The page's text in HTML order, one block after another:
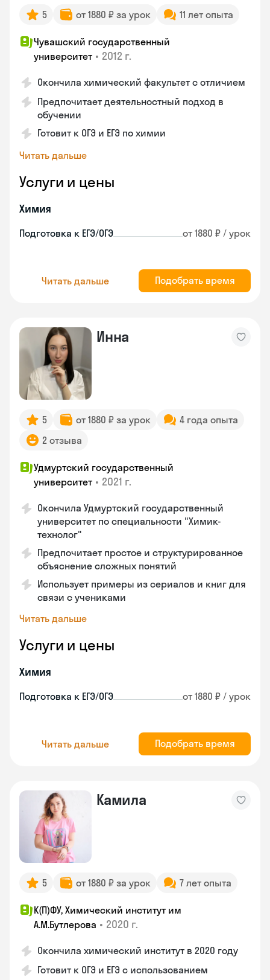
5 от 1880 ₽ за урок 11 лет опыта
Чувашский государственный
университет • 2012 г.
Окончила химический факультет с отличием
Предпочитает деятельностный подход в
обучении
Готовит к ОГЭ и ЕГЭ по химии
Читать дальше
Услуги и цены
Химия
Подготовка к ЕГЭ/ОГЭ от 1880 ₽ / урок
Читать дальше Подобрать время
Инна
5 от 1880 ₽ за урок
4 года опыта
2 отзыва
Удмуртский государственный
университет • 2021 г.
Окончила Удмуртский государственный
университет по специальности "Химик-
технолог"
Предпочитает простое и структурированное
объяснение сложных понятий
Использует примеры из сериалов и книг для
связи с учениками
Читать дальше
Услуги и цены
Химия
Подготовка к ЕГЭ/ОГЭ от 1880 ₽ / урок
Читать дальше Подобрать время
Камила
5 от 1880 ₽ за урок 7 лет опыта
К(П)ФУ, Химический институт им
А.М.Бутлерова • 2020 г.
Окончила химический институт в 2020 году
Готовит к ОГЭ и ЕГЭ с использованием